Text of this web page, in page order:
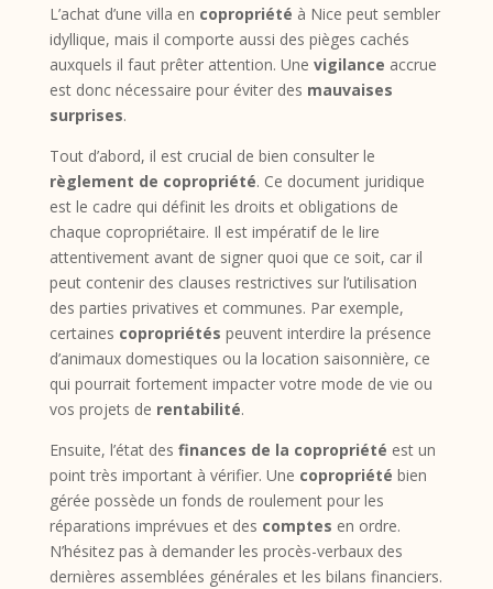
L’achat d’une villa en copropriété à Nice peut sembler
idyllique, mais il comporte aussi des pièges cachés
auxquels il faut prêter attention. Une vigilance accrue
est donc nécessaire pour éviter des mauvaises
surprises.
Tout d’abord, il est crucial de bien consulter le
règlement de copropriété. Ce document juridique
est le cadre qui définit les droits et obligations de
chaque copropriétaire. Il est impératif de le lire
attentivement avant de signer quoi que ce soit, car il
peut contenir des clauses restrictives sur l’utilisation
des parties privatives et communes. Par exemple,
certaines copropriétés peuvent interdire la présence
d’animaux domestiques ou la location saisonnière, ce
qui pourrait fortement impacter votre mode de vie ou
vos projets de rentabilité.
Ensuite, l’état des finances de la copropriété est un
point très important à vérifier. Une copropriété bien
gérée possède un fonds de roulement pour les
réparations imprévues et des comptes en ordre.
N’hésitez pas à demander les procès-verbaux des
dernières assemblées générales et les bilans financiers.